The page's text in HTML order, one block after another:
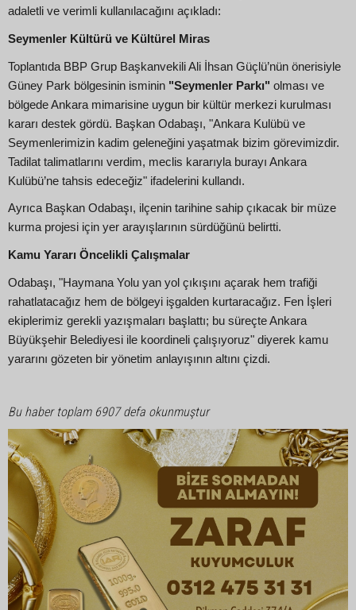
adaletli ve verimli kullanılacağını açıkladı:
Seymenler Kültürü ve Kültürel Miras
Toplantıda BBP Grup Başkanvekili Ali İhsan Güçlü’nün önerisiyle
Güney Park bölgesinin isminin "Seymenler Parkı" olması ve
bölgede Ankara mimarisine uygun bir kültür merkezi kurulması
kararı destek gördü. Başkan Odabaşı, "Ankara Kulübü ve
Seymenlerimizin kadim geleneğini yaşatmak bizim görevimizdir.
Tadilat talimatlarını verdim, meclis kararıyla burayı Ankara
Kulübü’ne tahsis edeceğiz" ifadelerini kullandı.
Ayrıca Başkan Odabaşı, ilçenin tarihine sahip çıkacak bir müze
kurma projesi için yer arayışlarının sürdüğünü belirtti.
Kamu Yararı Öncelikli Çalışmalar
Odabaşı, "Haymana Yolu yan yol çıkışını açarak hem trafiği
rahatlatacağız hem de bölgeyi işgalden kurtaracağız. Fen İşleri
ekiplerimiz gerekli yazışmaları başlattı; bu süreçte Ankara
Büyükşehir Belediyesi ile koordineli çalışıyoruz" diyerek kamu
yararını gözeten bir yönetim anlayışının altını çizdi.
Bu haber toplam 6907 defa okunmuştur